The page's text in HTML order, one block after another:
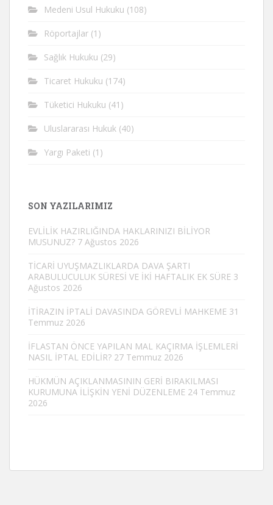
Medeni Usul Hukuku (108)
Röportajlar (1)
Sağlık Hukuku (29)
Ticaret Hukuku (174)
Tüketici Hukuku (41)
Uluslararası Hukuk (40)
Yargı Paketi (1)
SON YAZILARIMIZ
EVLİLİK HAZIRLIĞINDA HAKLARINIZI BİLİYOR
MUSUNUZ? 7 Ağustos 2026
TİCARİ UYUŞMAZLIKLARDA DAVA ŞARTI
ARABULUCULUK SÜRESİ VE İKİ HAFTALIK EK SÜRE 3
Ağustos 2026
İTİRAZIN İPTALİ DAVASINDA GÖREVLİ MAHKEME 31
Temmuz 2026
İFLASTAN ÖNCE YAPILAN MAL KAÇIRMA İŞLEMLERİ
NASIL İPTAL EDİLİR? 27 Temmuz 2026
HÜKMÜN AÇIKLANMASININ GERİ BIRAKILMASI
KURUMUNA İLİŞKİN YENİ DÜZENLEME 24 Temmuz
2026